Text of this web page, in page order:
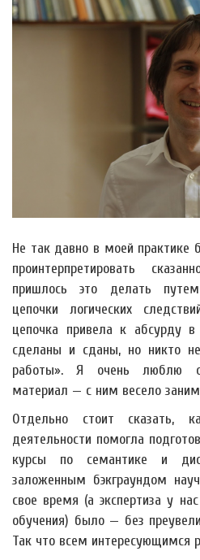
Не так давно в моей
проинтерпретировать
пришлось это делать
цепочки логических
цепочка привела к абсурду
сделаны и сданы, но никто
работы». Я очень люблю
материал — с ним весело
Отдельно стоит
деятельности помогла
курсы по семантике и
заложенным бэкграундом
свое время (а экспертиза у
обучения) было — без
Так что всем интересующимся